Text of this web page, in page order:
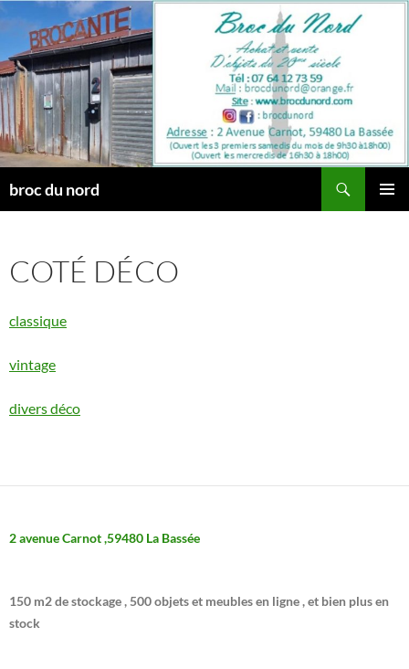
contenu
broc du nord
COTÉ DÉCO
classique
vintage
divers déco
2 avenue Carnot ,59480 La Bassée
150 m2 de stockage , 500 objets et meubles en ligne , et bien plus en
stock